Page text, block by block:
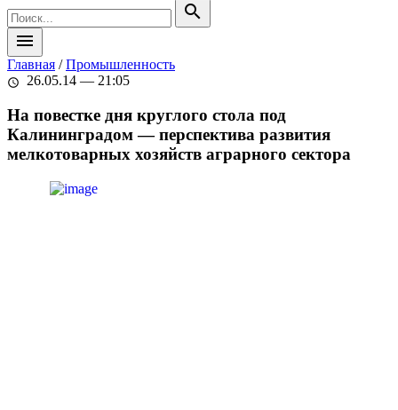
search
menu
Главная /Промышленность
schedule 26.05.14 — 21:05
На повестке дня круглого стола под
Калининградом — перспектива развития
мелкотоварных хозяйств аграрного сектора